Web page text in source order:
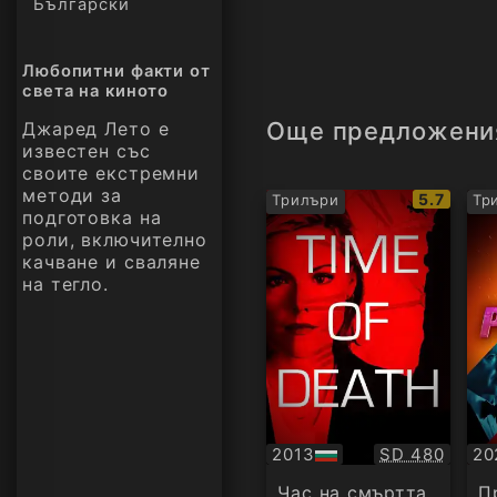
Български
Любопитни факти от
света на киното
Джаред Лето е
известен със
своите екстремни
методи за
подготовка на
роли, включително
качване и сваляне
на тегло.
Още
Трилъри
IMDb
рейтинг:
5.7
2013
БГ
аудио
Качество:
SD 480